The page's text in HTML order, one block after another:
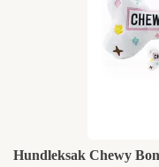
Hundleksak Chewy